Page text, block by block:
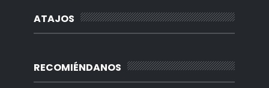
ATAJOS
RECOMIÉNDANOS